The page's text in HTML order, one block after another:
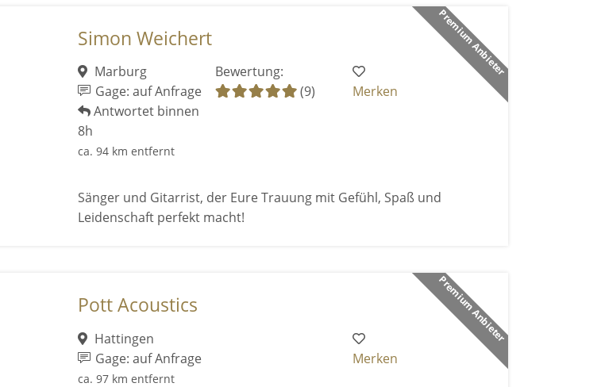
Premium Anbieter
Simon Weichert
Marburg
Gage: auf Anfrage
Antwortet binnen
8h
ca. 94 km entfernt
Bewertung:
(9)
Merken
Sänger und Gitarrist, der Eure Trauung mit Gefühl, Spaß und
Leidenschaft perfekt macht!
Premium Anbieter
Pott Acoustics
Hattingen
Gage: auf Anfrage
ca. 97 km entfernt
Merken